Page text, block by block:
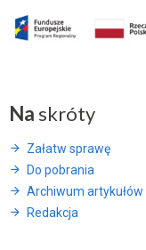
Na skróty
Załatw sprawę
Do pobrania
Archiwum artykułów
Redakcja